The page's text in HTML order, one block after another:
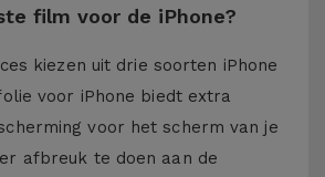
film voor de iPhone?
kiezen uit drie soorten iPhone
voor iPhone biedt extra
voor het scherm van je
afbreuk te doen aan de